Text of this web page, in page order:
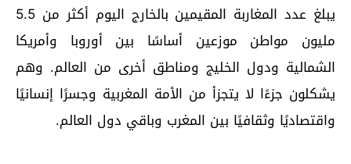
يبلغ عدد المغاربة المقيمين بالخارج اليوم أكثر من 5.5
مليون مواطن موزعين أساسًا بين أوروبا وأمريكا
الشمالية ودول الخليج ومناطق أخرى من العالم. وهم
يشكلون جزءًا لا يتجزأ من الأمة المغربية وجسرًا إنسانيًا
واقتصاديًا وثقافيًا بين المغرب وباقي دول العالم.